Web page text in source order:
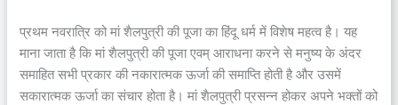
प्रथम नवरात्रि को मां शैलपुत्री की पूजा का हिंदू धर्म में विशेष महत्व है। यह
माना जाता है कि मां शैलपुत्री की पूजा एवम् आराधना करने से मनुष्य के अंदर
समाहित सभी प्रकार की नकारात्मक ऊर्जा की समाप्ति होती है और उसमें
सकारात्मक ऊर्जा का संचार होता है। मां शैलपुत्री प्रसन्न होकर अपने भक्तों को